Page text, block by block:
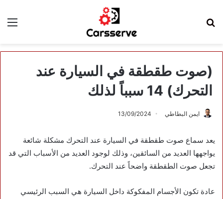
(صوت طقطقة في السيارة عند
التحرك) 14 سبباً لذلك
ايمن البطاطي 13/09/2024
يعد سماع صوت طقطقة في السيارة عند التحرك مشكلة شائعة
يواجهها العديد من السائقين، وذلك لوجود العديد من الأسباب التي قد
تجعل صوت الطقطقة واضحاً عند التحرك.
عادة تكون الأجسام المفكوكة داخل السيارة هي السبب الرئيسي